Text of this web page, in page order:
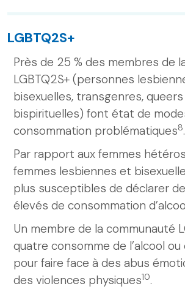
LGBTQ2S+
Près de 25 % des membres de
LGBTQ2S+ (personnes
bisexuelles, transgenres,
bispirituelles) font état de
consommation problématiques8.
Par rapport aux femmes
femmes lesbiennes et
plus susceptibles de déclarer
élevés de consommation
Un membre de la communauté
quatre consomme de l’alcool
pour faire face à des abus
des violences physiques10.